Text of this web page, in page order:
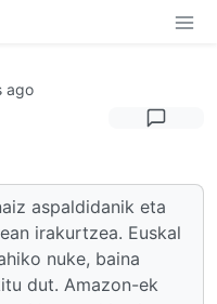
ago
aspaldidanik eta
irakurtzea. Euskal
nuke, baina
dut. Amazon-ek